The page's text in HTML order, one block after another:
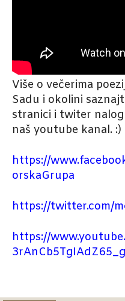
Više o večerima
Sadu i okolini
stranici i twiter
naš youtube kanal. :)
https://
orskaGrupa
https://twitter.com/
https://